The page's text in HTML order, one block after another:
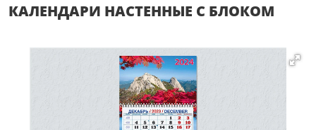
КАЛЕНДАРИ НАСТЕННЫЕ С БЛОКОМ